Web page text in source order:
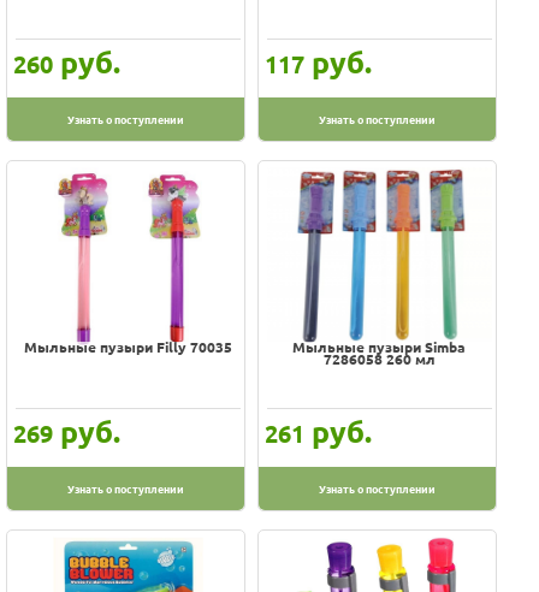
260 руб.
Узнать о поступлении
117 руб.
Узнать о поступлении
Мыльные пузыри Filly 70035
269 руб.
Узнать о поступлении
Мыльные пузыри Simba
7286058 260 мл
261 руб.
Узнать о поступлении